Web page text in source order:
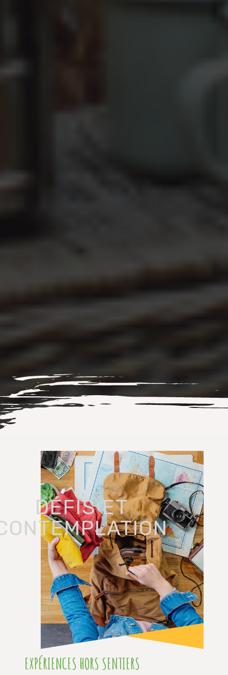
DÉFIS ET
EXPÉRIENCES HORS SENTIERS